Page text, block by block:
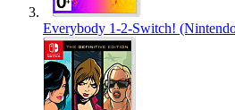
Everybody 1-2-Switch!